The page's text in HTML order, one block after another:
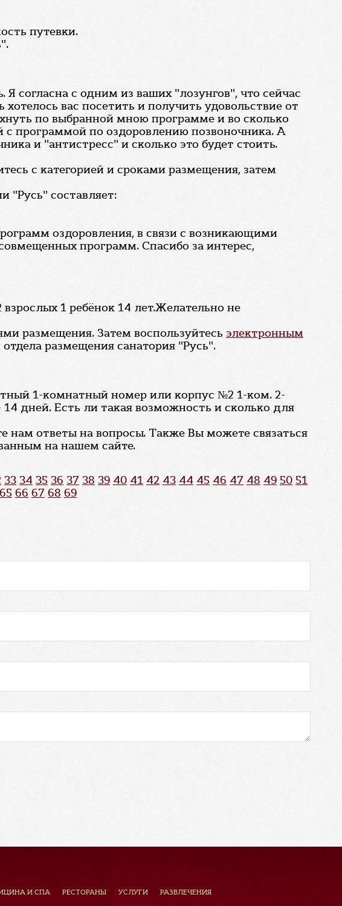
путевки.
Я согласна с одним из ваших "лозунгов", что сейчас
вас посетить и получить удовольствие от
по выбранной мною программе и во сколько
с программой по оздоровлению позвоночника. А
и "антистресс" и сколько это будет стоить.
с категорией и сроками размещения, затем
"Русь" составляет:
оздоровления, в связи с возникающими
программ. Спасибо за интерес,
1 ребёнок 14 лет.Желательно не
размещения. Затем воспользуйтесь электронным
размещения санатория "Русь".
1-комнатный номер или корпус №2 1-ком. 2-
дней. Есть ли такая возможность и сколько для
нам ответы на вопросы. Также Вы можете связаться
на нашем сайте.
33 34 35 36 37 38 39 40 41 42 43 44 45 46 47 48 49 50 51
65 66 67 68 69
И СПА РЕСТОРАНЫ УСЛУГИ РАЗВЛЕЧЕНИЯ